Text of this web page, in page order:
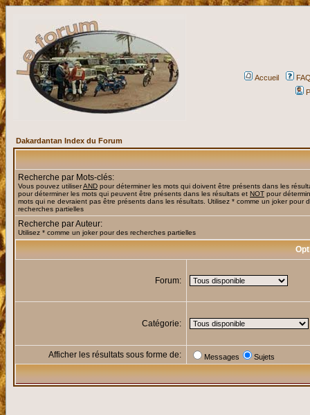
Accueil
Dakardantan Index du Forum
Recherche par Mots-clés:
Vous pouvez utiliserAND pour déterminer les mots qui doivent être présents dans les
pour déterminer les mots qui peuvent être présents dans les résultats et NOT pour
mots qui ne devraient pas être présents dans les résultats. Utilisez * comme un joker pour
recherches partielles
Recherche par Auteur:
Utilisez * comme un joker pour des recherches partielles
Forum:
Catégorie:
Afficher les résultats sous forme de: Messages Sujets